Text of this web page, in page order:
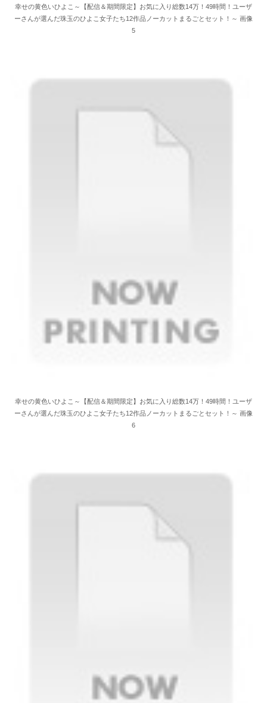
幸せの黄色いひよこ～【配信＆期間限定】お気に入り総数14万！49時間！ユーザ
ーさんが選んだ珠玉のひよこ女子たち12作品ノーカットまるごとセット！～ 画像
5
幸せの黄色いひよこ～【配信＆期間限定】お気に入り総数14万！49時間！ユーザ
ーさんが選んだ珠玉のひよこ女子たち12作品ノーカットまるごとセット！～ 画像
6